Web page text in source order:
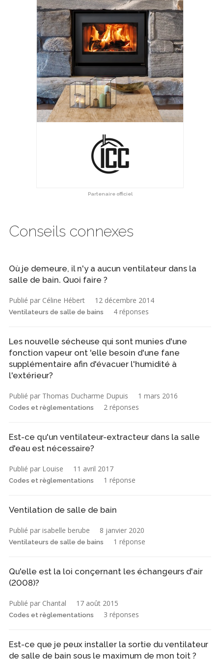
Partenaire officiel
Conseils connexes
Où je demeure, il n'y a aucun ventilateur dans la
salle de bain. Quoi faire ?
Publié par Céline Hébert 12 décembre 2014
Ventilateurs de salle de bains 4 réponses
Les nouvelle sécheuse qui sont munies d'une
fonction vapeur ont 'elle besoin d'une fane
supplémentaire afin d'évacuer l'humidité à
l'extérieur?
Publié par Thomas Ducharme Dupuis 1 mars 2016
Codes et règlementations 2 réponses
Est-ce qu'un ventilateur-extracteur dans la salle
d'eau est nécessaire?
Publié par Louise 11 avril 2017
Codes et règlementations 1 réponse
Ventilation de salle de bain
Publié par isabelle berube 8 janvier 2020
Ventilateurs de salle de bains 1 réponse
Qu'elle est la loi conçernant les échangeurs d'air
(2008)?
Publié par Chantal 17 août 2015
Codes et règlementations 3 réponses
Est-ce que je peux installer la sortie du ventilateur
de salle de bain sous le maximum de mon toit ?